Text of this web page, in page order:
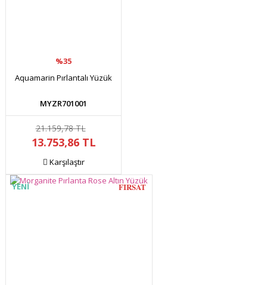
%35
Aquamarin Pırlantalı Yüzük
MYZR701001
21.159,78 TL
13.753,86 TL
Karşılaştır
YENİ FIRSAT